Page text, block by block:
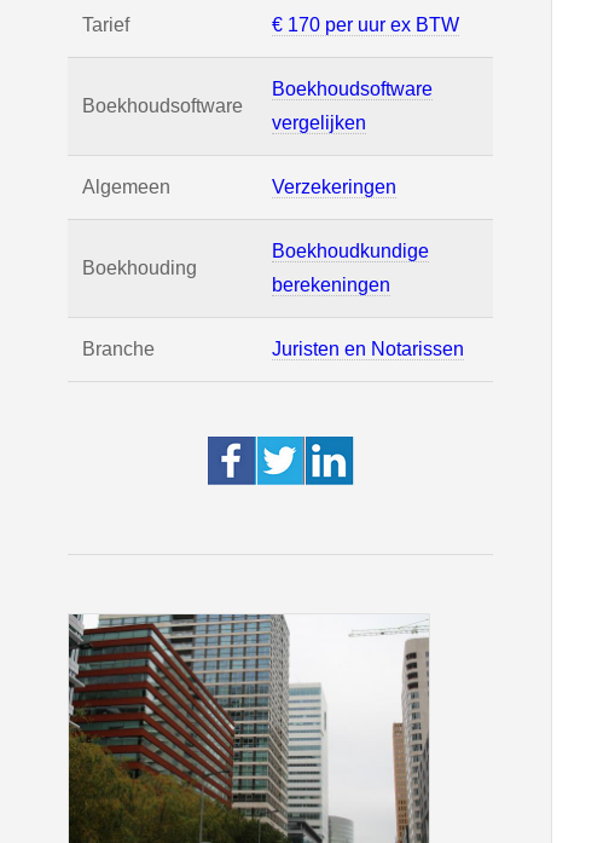
Tarief € 170 per uur ex BTW
Boekhoudsoftware
Boekhoudsoftware
vergelijken
Algemeen Verzekeringen
Boekhouding
Boekhoudkundige
berekeningen
Branche Juristen en Notarissen